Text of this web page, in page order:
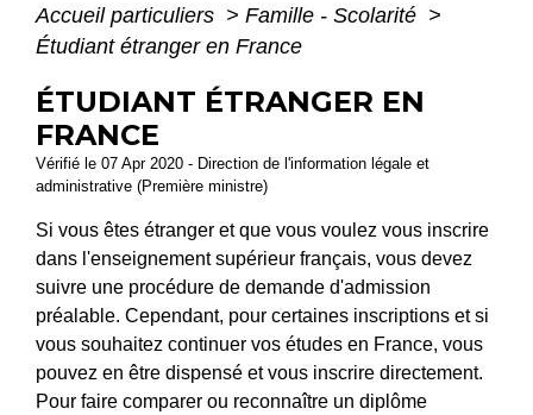
Accueil particuliers > Famille - Scolarité >
Étudiant étranger en France
ÉTUDIANT ÉTRANGER EN
FRANCE
Vérifié le 07 Apr 2020 - Direction de l'information légale et
administrative (Première ministre)
Si vous êtes étranger et que vous voulez vous inscrire
dans l'enseignement supérieur français, vous devez
suivre une procédure de demande d'admission
préalable. Cependant, pour certaines inscriptions et si
vous souhaitez continuer vos études en France, vous
pouvez en être dispensé et vous inscrire directement.
Pour faire comparer ou reconnaître un diplôme